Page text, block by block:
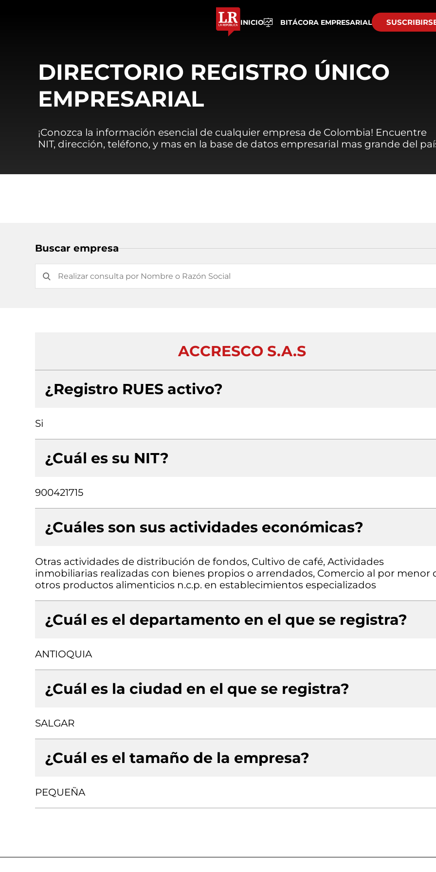
INICIO BITÁCORA EMPRESARIAL
DIRECTORIO REGISTRO ÚNICO
EMPRESARIAL
¡Conozca la información esencial de cualquier empresa de Colombia! Encuentre
NIT, dirección, teléfono, y mas en la base de datos empresarial mas grande del
Buscar empresa
ACCRESCO S.A.S
¿Registro RUES activo?
Si
¿Cuál es su NIT?
900421715
¿Cuáles son sus actividades económicas?
Otras actividades de distribución de fondos, Cultivo de café, Actividades
inmobiliarias realizadas con bienes propios o arrendados, Comercio al por menor
otros productos alimenticios n.c.p. en establecimientos especializados
¿Cuál es el departamento en el que se registra?
ANTIOQUIA
¿Cuál es la ciudad en el que se registra?
SALGAR
¿Cuál es el tamaño de la empresa?
PEQUEÑA